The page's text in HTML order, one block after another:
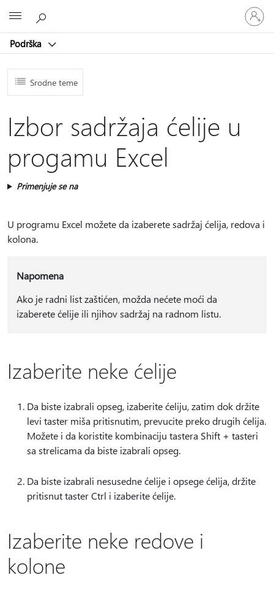
Podrška
Prijavite
se
na
Srodne teme
Izbor sadržaja ćelije u
progamu Excel
Primenjuje se na
U programu Excel možete da izaberete sadržaj ćelija, redova i
kolona.
Napomena
Ako je radni list zaštićen, možda nećete moći da
izaberete ćelije ili njihov sadržaj na radnom listu.
Izaberite neke ćelije
Da biste izabrali opseg, izaberite ćeliju, zatim dok držite
levi taster miša pritisnutim, prevucite preko drugih ćelija.
Možete i da koristite kombinaciju tastera Shift + tasteri
sa strelicama da biste izabrali opseg.
Da biste izabrali nesusedne ćelije i opsege ćelija, držite
pritisnut taster Ctrl i izaberite ćelije.
Izaberite neke redove i
kolone